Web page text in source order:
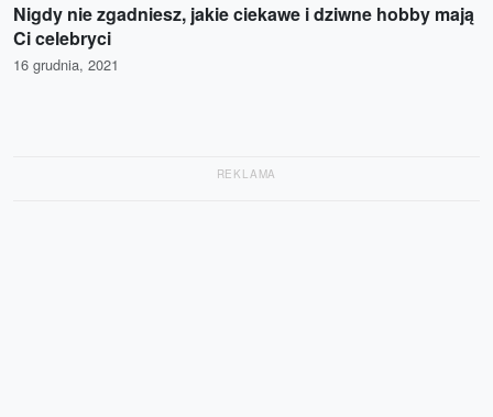
Nigdy nie zgadniesz, jakie ciekawe i dziwne hobby mają
Ci celebryci
16 grudnia, 2021
REKLAMA